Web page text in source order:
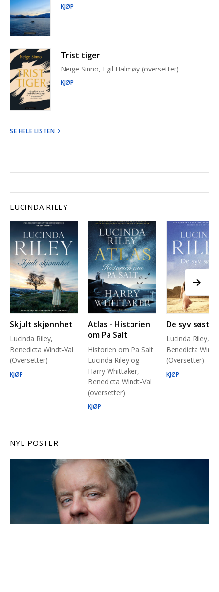
KJØP
Trist tiger
Neige Sinno, Egil Halmøy (oversetter)
KJØP
SE HELE LISTEN
LUCINDA RILEY
Skjult skjønnhet
Lucinda Riley,
Benedicta Windt-Val
(Oversetter)
KJØP
Atlas - Historien
om Pa Salt
Historien om Pa Salt
Lucinda Riley og
Harry Whittaker,
Benedicta Windt-Val
(oversetter)
KJØP
De syv søstre
Lucinda Riley,
Benedicta
(Oversetter)
KJØP
NYE POSTER